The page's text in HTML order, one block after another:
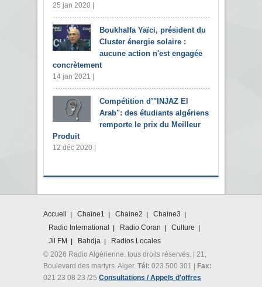
25 jan 2020 |
Boukhalfa Yaïci, président du
Cluster énergie solaire :
aucune action n'est engagée
concrètement
14 jan 2021 |
Compétition d’"INJAZ El
Arab": des étudiants algériens
remporte le prix du Meilleur
Produit
12 déc 2020 |
Accueil Chaine1 Chaine2
Chaine3
Radio International
Radio Coran
Culture
Jil FM
Bahdja
Radios Locales
© 2026 Radio Algérienne. tous droits réservés. | 21,
Boulevard des martyrs. Alger. Tél: 023 500 301 | Fax:
021 23 08 23 /25 Consultations / Appels d'offres